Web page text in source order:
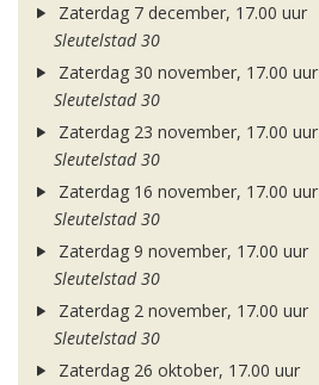
Zaterdag 7 december, 17.00 uur
Sleutelstad 30
Zaterdag 30 november, 17.00 uur
Sleutelstad 30
Zaterdag 23 november, 17.00 uur
Sleutelstad 30
Zaterdag 16 november, 17.00 uur
Sleutelstad 30
Zaterdag 9 november, 17.00 uur
Sleutelstad 30
Zaterdag 2 november, 17.00 uur
Sleutelstad 30
Zaterdag 26 oktober, 17.00 uur